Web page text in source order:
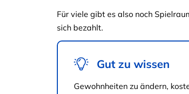
Für viele gibt es also noch
sich bezahlt.
Gut zu wissen
Gewohnheiten zu ändern,